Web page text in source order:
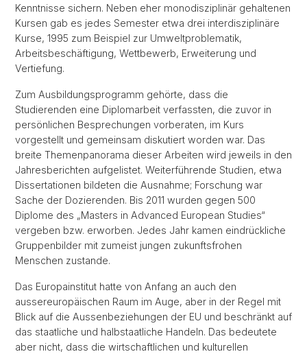
Kenntnisse sichern. Neben eher monodisziplinär gehaltenen
Kursen gab es jedes Semester etwa drei interdisziplinäre
Kurse, 1995 zum Beispiel zur Umweltproblematik,
Arbeitsbeschäftigung, Wettbewerb, Erweiterung und
Vertiefung.
Zum Ausbildungsprogramm gehörte, dass die
Studierenden eine Diplomarbeit verfassten, die zuvor in
persönlichen Besprechungen vorberaten, im Kurs
vorgestellt und gemeinsam diskutiert worden war. Das
breite Themenpanorama dieser Arbeiten wird jeweils in den
Jahresberichten aufgelistet. Weiterführende Studien, etwa
Dissertationen bildeten die Ausnahme; Forschung war
Sache der Dozierenden. Bis 2011 wurden gegen 500
Diplome des „Masters in Advanced European Studies“
vergeben bzw. erworben. Jedes Jahr kamen eindrückliche
Gruppenbilder mit zumeist jungen zukunftsfrohen
Menschen zustande.
Das Europainstitut hatte von Anfang an auch den
aussereuropäischen Raum im Auge, aber in der Regel mit
Blick auf die Aussenbeziehungen der EU und beschränkt auf
das staatliche und halbstaatliche Handeln. Das bedeutete
aber nicht, dass die wirtschaftlichen und kulturellen